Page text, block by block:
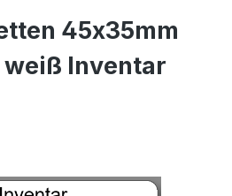
45x35mm
Inventar